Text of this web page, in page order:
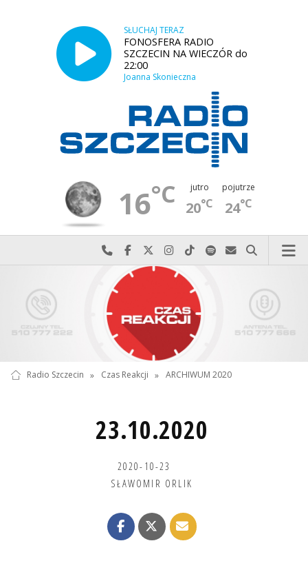
SŁUCHAJ TERAZ
FONOSFERA RADIO
SZCZECIN NA WIECZÓR do
22:00
Joanna Skonieczna
16°C jutro
20°C
pojutrze
24°C
Najlepiej po prostu do nas zadzwoń
Odwiedź nas na Facebook-u
Odwiedź nas na X
Odwiedź nas na Instagram-ie
Odwiedź nas na TikTok-u
Szukaj nas na Spotify
Wyślij do nas
Szukaj
Radio Szczecin » Czas Reakcji » ARCHIWUM 2020
23.10.2020
2020-10-23
SŁAWOMIR ORLIK